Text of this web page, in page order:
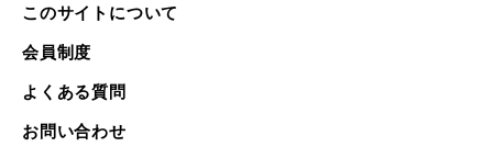
このサイトについて
会員制度
よくある質問
お問い合わせ